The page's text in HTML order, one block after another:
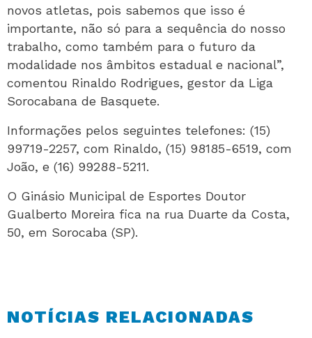
novos atletas, pois sabemos que isso é
importante, não só para a sequência do nosso
trabalho, como também para o futuro da
modalidade nos âmbitos estadual e nacional”,
comentou Rinaldo Rodrigues, gestor da Liga
Sorocabana de Basquete.
Informações pelos seguintes telefones: (15)
99719-2257, com Rinaldo, (15) 98185-6519, com
João, e (16) 99288-5211.
O Ginásio Municipal de Esportes Doutor
Gualberto Moreira fica na rua Duarte da Costa,
50, em Sorocaba (SP).
NOTÍCIAS RELACIONADAS